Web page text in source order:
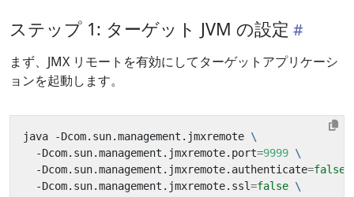
ステップ 1: ターゲット JVM の設定
まず、JMX リモートを有効にしてターゲットアプリケーシ
ョンを起動します。
java -Dcom.sun.management.jmxremote
  -Dcom.sun.management.jmxremote.port
=9999
  -Dcom.sun.management.jmxremote.authenticate
=false
  -Dcom.sun.management.jmxremote.ssl
=false